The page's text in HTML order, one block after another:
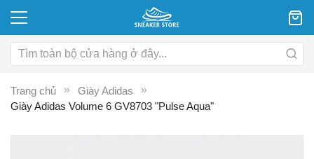
Trang chủ
Giày Adidas
Giày Adidas Volume 6 GV8703 "Pulse Aqua"